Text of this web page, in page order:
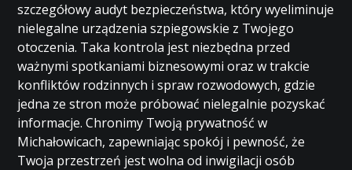
szczegółowy audyt bezpieczeństwa, który wyeliminuje
nielegalne urządzenia szpiegowskie z Twojego
otoczenia. Taka kontrola jest niezbędna przed
ważnymi spotkaniami biznesowymi oraz w trakcie
konfliktów rodzinnych i spraw rozwodowych, gdzie
jedna ze stron może próbować nielegalnie pozyskać
informacje. Chronimy Twoją prywatność w
Michałowicach, zapewniając spokój i pewność, że
Twoja przestrzeń jest wolna od inwigilacji osób